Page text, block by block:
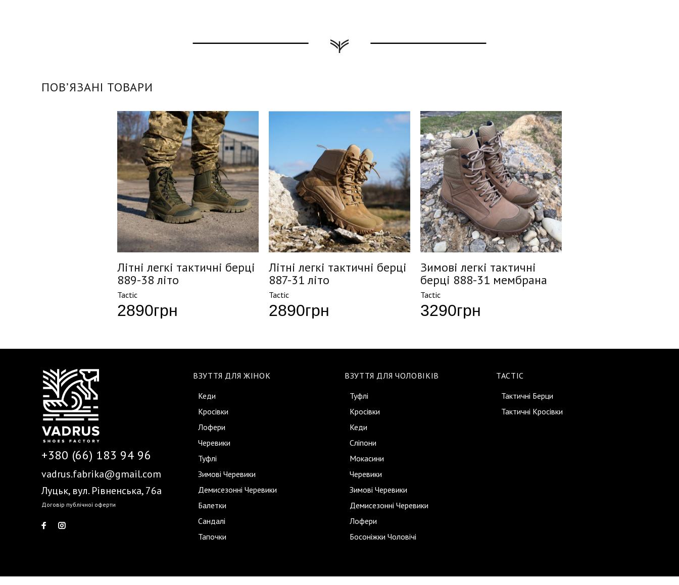
ПОВʼЯЗАНІ ТОВАРИ
Літні легкі тактичні берці
889-38 літо
Tactic
2890грн
Літні легкі тактичні берці
887-31 літо
Tactic
2890грн
Зимові легкі тактичні
берці 888-31 мембрана
Tactic
3290грн
+380 (66) 183 94 96
vadrus.fabrika@gmail.com
Луцьк, вул. Рівненська, 76а
Договір публічної оферти
ВЗУТТЯ ДЛЯ ЖІНОК
Кеди
Кросівки
Лофери
Черевики
Туфлі
Зимові Черевики
Демисезонні Черевики
Балетки
Сандалі
Тапочки
ВЗУТТЯ ДЛЯ ЧОЛОВІКІВ
Туфлі
Кросівки
Кеди
Сліпони
Мокасини
Черевики
Зимові Черевики
Демисезонні Черевики
Лофери
Босоніжки Чоловічі
TACTIC
Тактичні Берци
Тактичні Кросівки